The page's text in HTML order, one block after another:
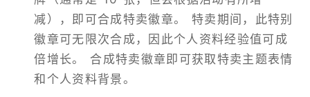
减），即可合成特卖徽章。 特卖期间，此特别
徽章可无限次合成，因此个人资料经验值可成
倍增长。 合成特卖徽章即可获取特卖主题表情
和个人资料背景。